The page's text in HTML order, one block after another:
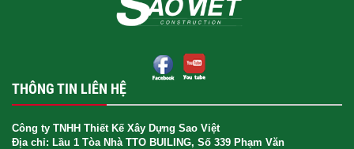
THÔNG TIN LIÊN HỆ
Công ty TNHH Thiết Kế Xây Dựng Sao Việt
Địa chỉ: Lầu 1 Tòa Nhà TTO BUILING, Số 339 Phạm Văn